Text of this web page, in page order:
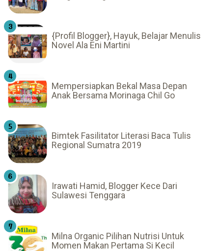
{Profil Blogger}, Hayuk, Belajar Menulis
Novel Ala Eni Martini
Mempersiapkan Bekal Masa Depan
Anak Bersama Morinaga Chil Go
Bimtek Fasilitator Literasi Baca Tulis
Regional Sumatra 2019
Irawati Hamid, Blogger Kece Dari
Sulawesi Tenggara
Milna Organic Pilihan Nutrisi Untuk
Momen Makan Pertama Si Kecil